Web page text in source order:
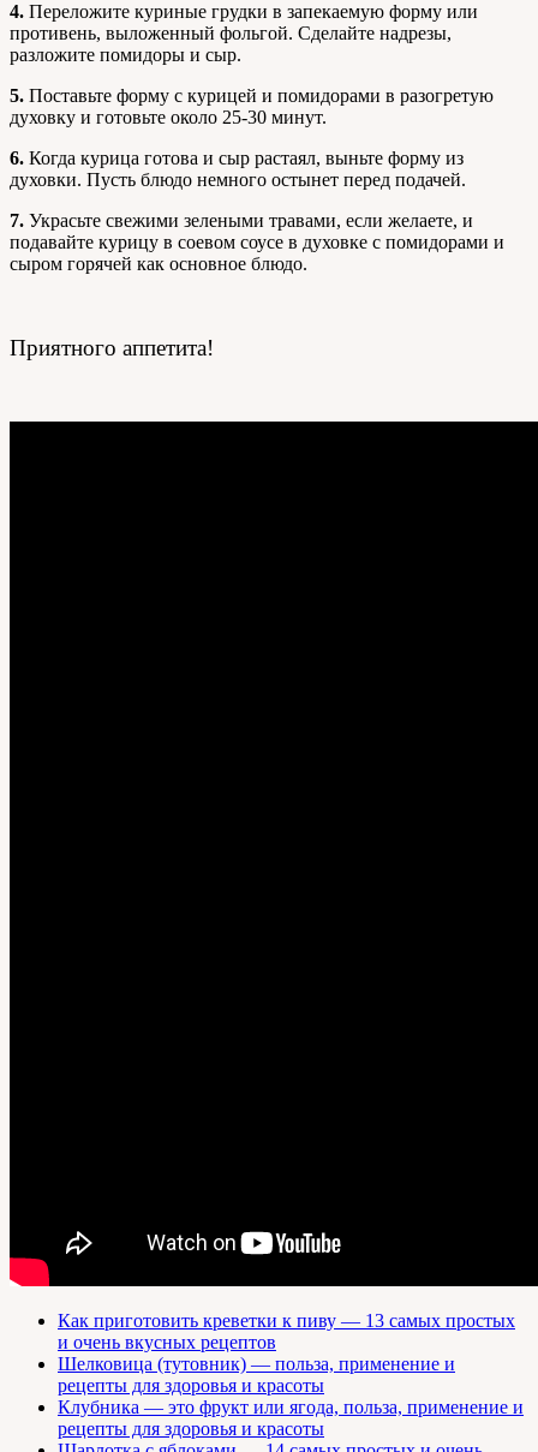
4. Переложите куриные грудки в запекаемую форму или
противень, выложенный фольгой. Сделайте надрезы,
разложите помидоры и сыр.
5. Поставьте форму с курицей и помидорами в разогретую
духовку и готовьте около 25-30 минут.
6. Когда курица готова и сыр растаял, выньте форму из
духовки. Пусть блюдо немного остынет перед подачей.
7. Украсьте свежими зелеными травами, если желаете, и
подавайте курицу в соевом соусе в духовке с помидорами и
сыром горячей как основное блюдо.
Приятного аппетита!
Как приготовить креветки к пиву — 13 самых простых
и очень вкусных рецептов
Шелковица (тутовник) — польза, применение и
рецепты для здоровья и красоты
Клубника — это фрукт или ягода, польза, применение и
рецепты для здоровья и красоты